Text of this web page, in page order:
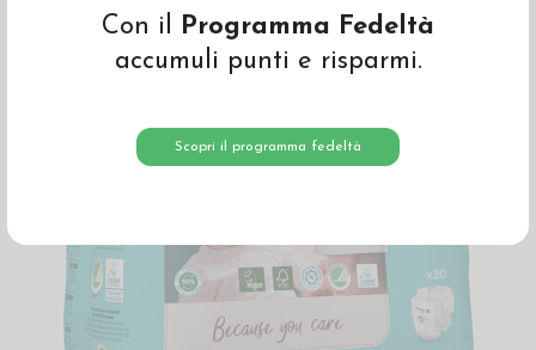
Con il Programma Fedeltà
accumuli punti e risparmi.
Scopri il programma fedeltà